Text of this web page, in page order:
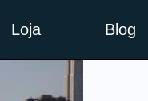
Loja Blog